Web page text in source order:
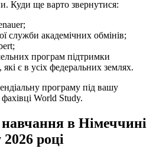
Куди ще варто звернутися:
служби академічних обмінів;
програм підтримки
є в усіх федеральних землях.
програму під вашу
World Study.
в Німеччині
році